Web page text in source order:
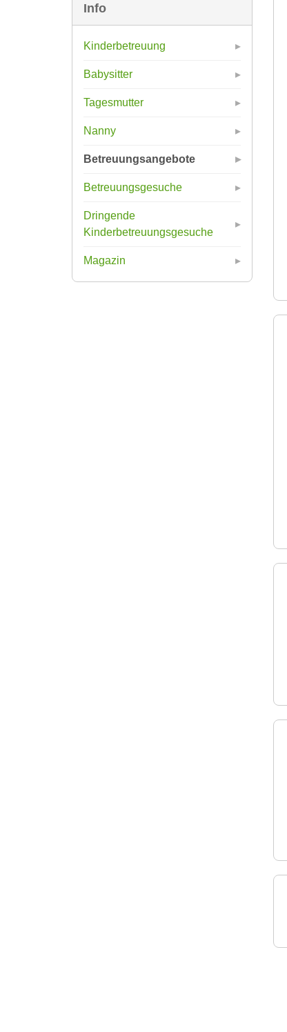
Info
Kinderbetreuung
Babysitter
Tagesmutter
Nanny
Betreuungsangebote
Betreuungsgesuche
Dringende
Kinderbetreuungsgesuche
Magazin